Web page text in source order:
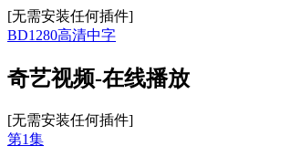
[无需安装任何插件]
BD1280高清中字
奇艺视频-在线播放
[无需安装任何插件]
第1集